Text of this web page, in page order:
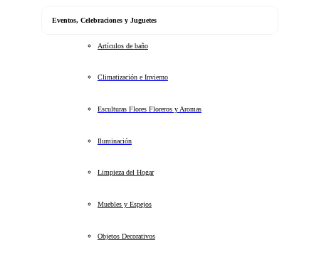
Eventos, Celebraciones y Juguetes
Artículos de baño
Climatización e Invierno
Esculturas Flores Floreros y Aromas
Iluminación
Limpieza del Hogar
Muebles y Espejos
Objetos Decorativos